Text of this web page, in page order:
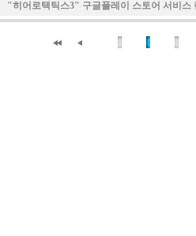
3" 구글플레이 스토어 서비스